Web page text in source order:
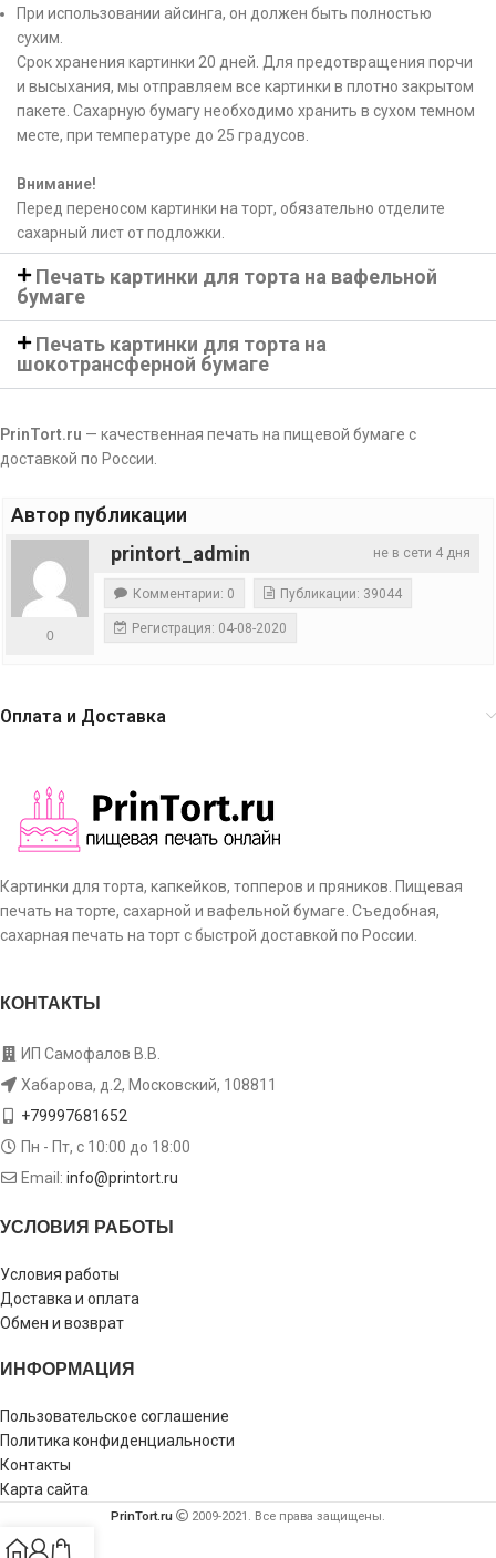
При использовании айсинга, он должен быть полностью
сухим.
Срок хранения картинки 20 дней. Для предотвращения порчи
и высыхания, мы отправляем все картинки в плотно закрытом
пакете. Сахарную бумагу необходимо хранить в сухом темном
месте, при температуре до 25 градусов.
Внимание!
Перед переносом картинки на торт, обязательно отделите
сахарный лист от подложки.
Печать картинки для торта на вафельной
бумаге
Печать картинки для торта на
шокотрансферной бумаге
PrinTort.ru — качественная печать на пищевой бумаге с
доставкой по России.
Автор публикации
не в сети 4 дня
printort_admin
0
Комментарии: 0 Публикации: 39044
Регистрация: 04-08-2020
Оплата и Доставка
Картинки для торта, капкейков, топперов и пряников. Пищевая
печать на торте, сахарной и вафельной бумаге. Съедобная,
сахарная печать на торт с быстрой доставкой по России.
КОНТАКТЫ
ИП Самофалов В.В.
Хабарова, д.2, Московский, 108811
+79997681652
Пн - Пт, с 10:00 до 18:00
Email: info@printort.ru
УСЛОВИЯ РАБОТЫ
Условия работы
Доставка и оплата
Обмен и возврат
ИНФОРМАЦИЯ
Пользовательское соглашение
Политика конфиденциальности
Контакты
Карта сайта
PrinTort.ru 2009-2021. Все права защищены.